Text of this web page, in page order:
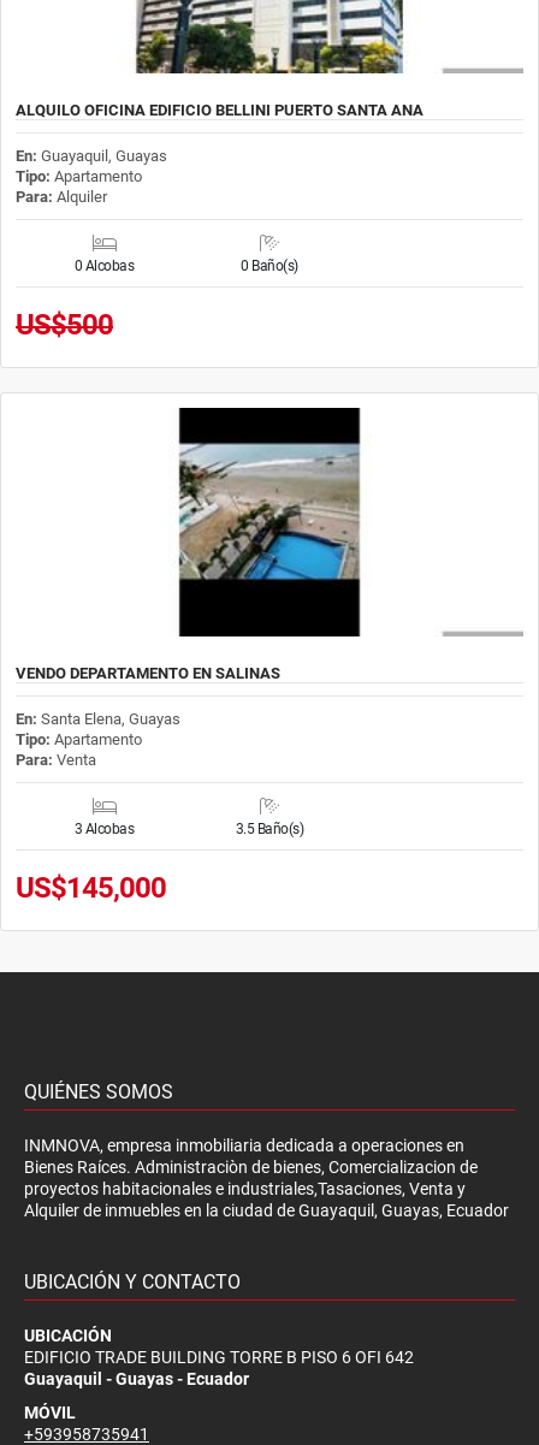
ALQUILO OFICINA EDIFICIO BELLINI PUERTO SANTA ANA
En: Guayaquil, Guayas
Tipo: Apartamento
Para: Alquiler
0 Alcobas 0 Baño(s)
US$500
VENDO DEPARTAMENTO EN SALINAS
En: Santa Elena, Guayas
Tipo: Apartamento
Para: Venta
3 Alcobas 3.5 Baño(s)
US$145,000
QUIÉNES SOMOS
INMNOVA, empresa inmobiliaria dedicada a operaciones en
Bienes Raíces. Administraciòn de bienes, Comercializacion de
proyectos habitacionales e industriales,Tasaciones, Venta y
Alquiler de inmuebles en la ciudad de Guayaquil, Guayas, Ecuador
UBICACIÓN Y CONTACTO
UBICACIÓN
EDIFICIO TRADE BUILDING TORRE B PISO 6 OFI 642
Guayaquil - Guayas - Ecuador
MÓVIL
+593958735941